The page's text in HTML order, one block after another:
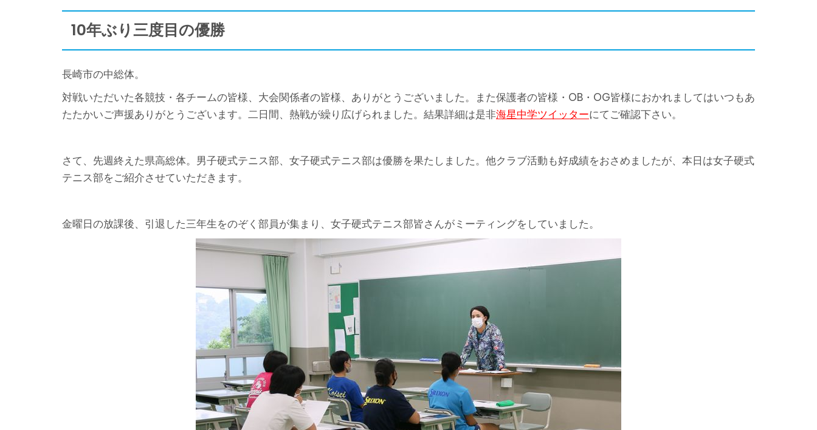
10年ぶり三度目の優勝
長崎市の中総体。
対戦いただいた各競技・各チームの皆様、大会関係者の皆様、ありがとうございました。また保護者の皆様・OB・OG皆様におかれましてはいつもあ
たたかいご声援ありがとうございます。二日間、熱戦が繰り広げられました。結果詳細は是非海星中学ツイッターにてご確認下さい。
さて、先週終えた県高総体。男子硬式テニス部、女子硬式テニス部は優勝を果たしました。他クラブ活動も好成績をおさめましたが、本日は女子硬式
テニス部をご紹介させていただきます。
金曜日の放課後、引退した三年生をのぞく部員が集まり、女子硬式テニス部皆さんがミーティングをしていました。